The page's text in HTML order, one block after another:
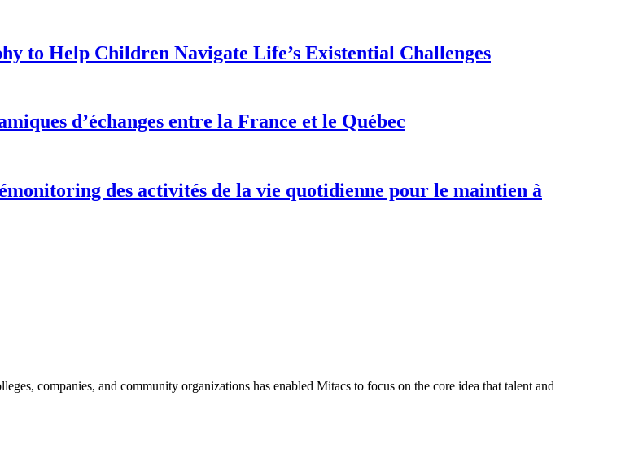
to Help Children Navigate Life’s Existential Challenges
d’échanges entre la France et le Québec
des activités de la vie quotidienne pour le maintien à
companies, and community organizations has enabled Mitacs to focus on the core idea that talent and